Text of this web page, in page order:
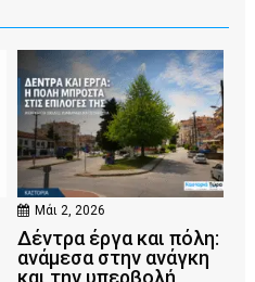
Μάι 2, 2026
Δέντρα έργα και πόλη:
ανάμεσα στην ανάγκη
και την υπερβολή